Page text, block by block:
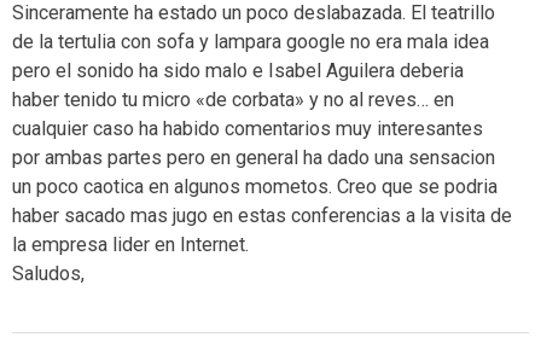
Sinceramente ha estado un poco deslabazada. El teatrillo
de la tertulia con sofa y lampara google no era mala idea
pero el sonido ha sido malo e Isabel Aguilera deberia
haber tenido tu micro «de corbata» y no al reves… en
cualquier caso ha habido comentarios muy interesantes
por ambas partes pero en general ha dado una sensacion
un poco caotica en algunos mometos. Creo que se podria
haber sacado mas jugo en estas conferencias a la visita de
la empresa lider en Internet.
Saludos,